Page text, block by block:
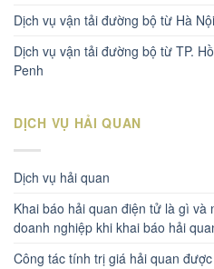
Dịch vụ vận tải đường bộ từ Hà
Dịch vụ vận tải đường bộ từ TP.
Penh
DỊCH VỤ HẢI QUAN
Dịch vụ hải quan
Khai báo hải quan điện tử là gì và
doanh nghiệp khi khai báo hải
Công tác tính trị giá hải quan